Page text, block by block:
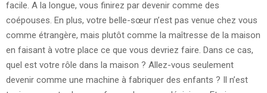
facile. A la longue, vous finirez par devenir comme des
coépouses. En plus, votre belle-sœur n’est pas venue chez vous
comme étrangère, mais plutôt comme la maîtresse de la maison
en faisant à votre place ce que vous devriez faire. Dans ce cas,
quel est votre rôle dans la maison ? Allez-vous seulement
devenir comme une machine à fabriquer des enfants ? Il n’est